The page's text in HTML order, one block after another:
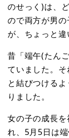
のせっく)は、
ので両方が男
が、ちょっと違
昔「端午(たん
ていました。
と結びつける
りました。
女の子の成長
れ、5月5日は